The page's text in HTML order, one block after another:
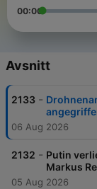
00:00
Avsnitt
2133 -
06 Aug 2026
2132 - Putin
Markus
05 Aug 2026